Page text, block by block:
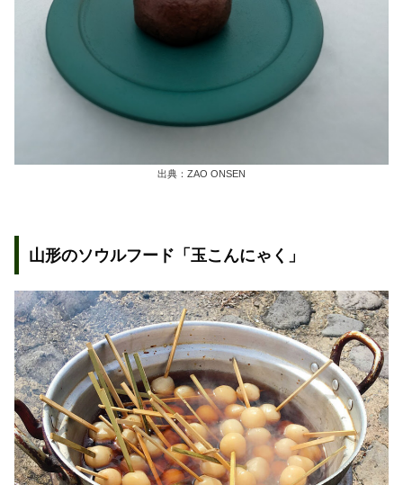
出典：ZAO ONSEN
山形のソウルフード「玉こんにゃく」